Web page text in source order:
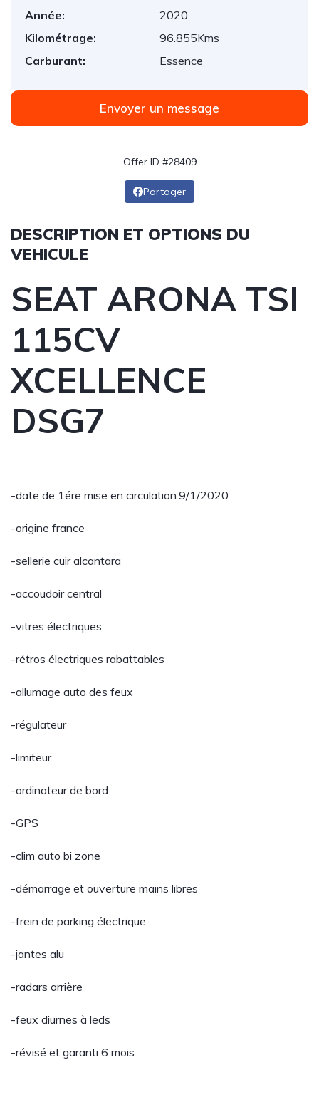
Année:
2020
Kilométrage:
96.855Kms
Carburant:
Essence
Envoyer un message
Offer ID #28409
Partager
DESCRIPTION ET OPTIONS DU
VEHICULE
SEAT ARONA TSI
115CV
XCELLENCE
DSG7
-date de 1ére mise en circulation:9/1/2020
-origine france
-sellerie cuir alcantara
-accoudoir central
-vitres électriques
-rétros électriques rabattables
-allumage auto des feux
-régulateur
-limiteur
-ordinateur de bord
-GPS
-clim auto bi zone
-démarrage et ouverture mains libres
-frein de parking électrique
-jantes alu
-radars arrière
-feux diurnes à leds
-révisé et garanti 6 mois